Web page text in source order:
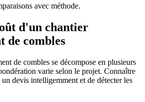
avec méthode.
d'un chantier
de combles
de combles se décompose en plusieurs
varie selon le projet. Connaître
devis intelligemment et de détecter les